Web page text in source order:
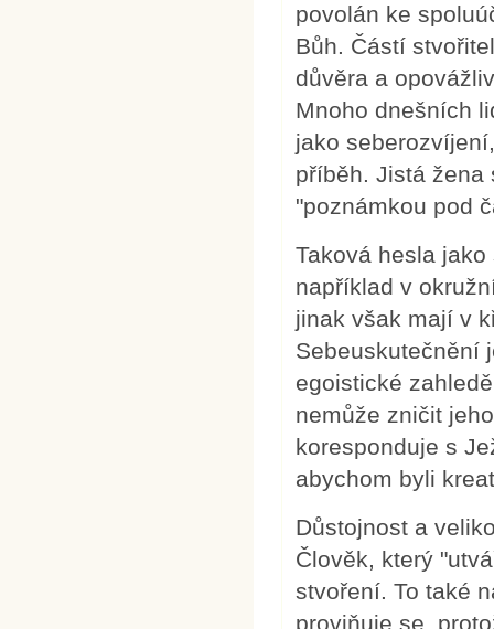
povolán ke
Bůh. Částí
důvěra a
Mnoho dnešních
jako
příběh. Jistá žena
"poznámkou pod
Taková hesla
například v
jinak však mají v
Sebeuskutečnění
egoistické
nemůže zničit
koresponduje s
abychom byli
Důstojnost a
Člověk, který
stvoření. To také
proviňuje se,